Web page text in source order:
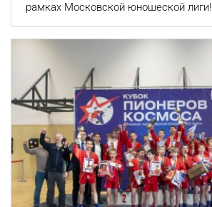
рамках Московской юношеской лиги!